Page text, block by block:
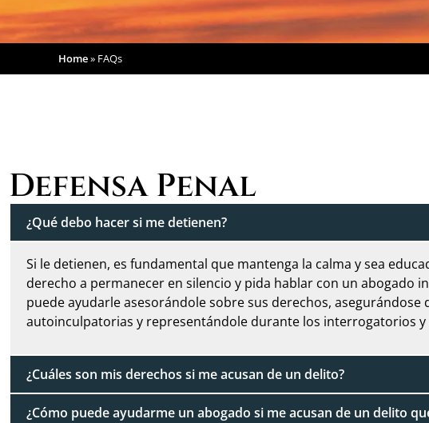
Home» FAQs
Defensa Penal
¿Qué debo hacer si me detienen?
Si le detienen, es fundamental que mantenga la calma y sea
derecho a permanecer en silencio y pida hablar con un abogado
puede ayudarle asesorándole sobre sus derechos, asegurándose
autoinculpatorias y representándole durante los interrogatorios
¿Cuáles son mis derechos si me acusan de un delito?
¿Cómo puede ayudarme un abogado si me acusan de un delito